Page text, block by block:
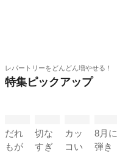
レパートリーをどんどん増やせる！
特集ピックアップ
だれ
もが
切な
すぎ
カッ
コい
8月に
弾き